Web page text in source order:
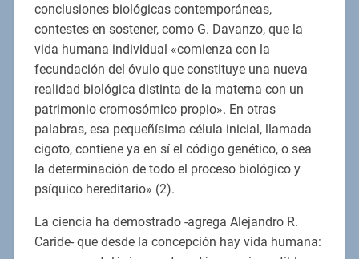
conclusiones biológicas contemporáneas,
contestes en sostener, como G. Davanzo, que la
vida humana individual «comienza con la
fecundación del óvulo que constituye una nueva
realidad biológica distinta de la materna con un
patrimonio cromosómico propio». En otras
palabras, esa pequeñísima célula inicial, llamada
cigoto, contiene ya en sí el código genético, o sea
la determinación de todo el proceso biológico y
psíquico hereditario» (2).
La ciencia ha demostrado -agrega Alejandro R.
Caride- que desde la concepción hay vida humana: